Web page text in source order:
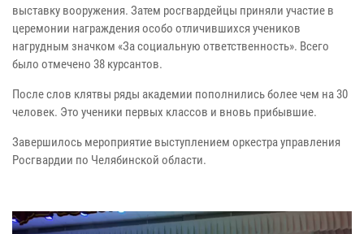
выставку вооружения. Затем росгвардейцы приняли участие в
церемонии награждения особо отличившихся учеников
нагрудным значком «За социальную ответственность». Всего
было отмечено 38 курсантов.
После слов клятвы ряды академии пополнились более чем на 30
человек. Это ученики первых классов и вновь прибывшие.
Завершилось мероприятие выступлением оркестра управления
Росгвардии по Челябинской области.